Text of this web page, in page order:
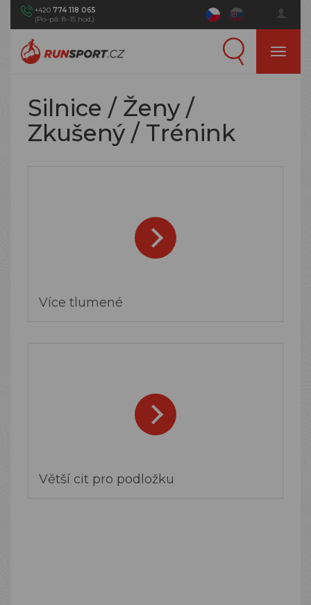
+420 774 118 065
(Po–pá: 8–15 hod.)
Silnice / Ženy /
Zkušený / Trénink
Více tlumené
Větší cit pro podložku